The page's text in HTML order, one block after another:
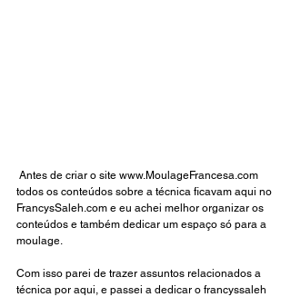
Antes de criar o site www.MoulageFrancesa.com
todos os conteúdos sobre a técnica ficavam aqui no
FrancysSaleh.com e eu achei melhor organizar os
conteúdos e também dedicar um espaço só para a
moulage.
Com isso parei de trazer assuntos relacionados a
técnica por aqui, e passei a dedicar o francyssaleh